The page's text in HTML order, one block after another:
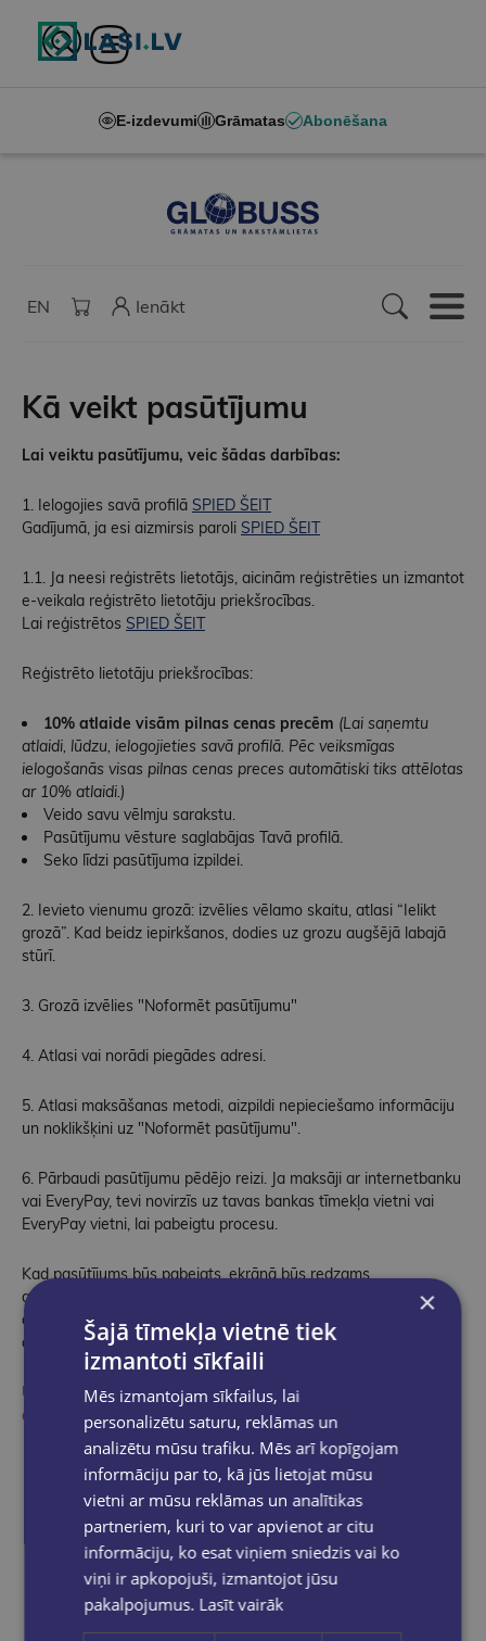
E-izdevumi Grāmatas Abonēšana
EN Ienākt
Kā veikt pasūtījumu
Lai veiktu pasūtījumu, veic šādas darbības:
1. Ielogojies savā profilā SPIED ŠEIT
Gadījumā, ja esi aizmirsis paroli SPIED ŠEIT
1.1. Ja neesi reģistrēts lietotājs, aicinām reģistrēties un izmantot
e-veikala reģistrēto lietotāju priekšrocības.
Lai reģistrētos SPIED ŠEIT
Reģistrēto lietotāju priekšrocības:
10% atlaide visām pilnas cenas precēm (Lai saņemtu
atlaidi, lūdzu, ielogojieties savā profilā. Pēc veiksmīgas
ielogošanās visas pilnas cenas preces automātiski tiks attēlotas
ar 10% atlaidi.)
Veido savu vēlmju sarakstu.
Pasūtījumu vēsture saglabājas Tavā profilā.
Seko līdzi pasūtījuma izpildei.
2. Ievieto vienumu grozā: izvēlies vēlamo skaitu, atlasi “Ielikt
grozā”. Kad beidz iepirkšanos, dodies uz grozu augšējā labajā
stūrī.
3. Grozā izvēlies "Noformēt pasūtījumu"
4. Atlasi vai norādi piegādes adresi.
5. Atlasi maksāšanas metodi, aizpildi nepieciešamo informāciju
un noklikšķini uz "Noformēt pasūtījumu".
6. Pārbaudi pasūtījumu pēdējo reizi. Ja maksāji ar internetbanku
vai EveryPay, tevi novirzīs uz tavas bankas tīmekļa vietni vai
EveryPay vietni, lai pabeigtu procesu.
Kad pasūtījums būs pabeigts, ekrānā būs redzams
apstiprinājums. Pēc pasūtījuma nosūtīšanas saņemsi arī
apstiprinājuma e-pasta ziņojumu ar pasūtījuma numuru kā
atsauci.
UZMANĪBU! Neapmaksātie pasūtījumi (izņemot tos, kurus
apmaksā uz vietas veikalā) netiek apstrādāti!
×
Šajā tīmekļa vietnē tiek
izmantoti sīkfaili
Mēs izmantojam sīkfailus, lai
personalizētu saturu, reklāmas un
analizētu mūsu trafiku. Mēs arī kopīgojam
informāciju par to, kā jūs lietojat mūsu
vietni ar mūsu reklāmas un analītikas
partneriem, kuri to var apvienot ar citu
informāciju, ko esat viņiem sniedzis vai ko
viņi ir apkopojuši, izmantojot jūsu
pakalpojumus. Lasīt vairāk